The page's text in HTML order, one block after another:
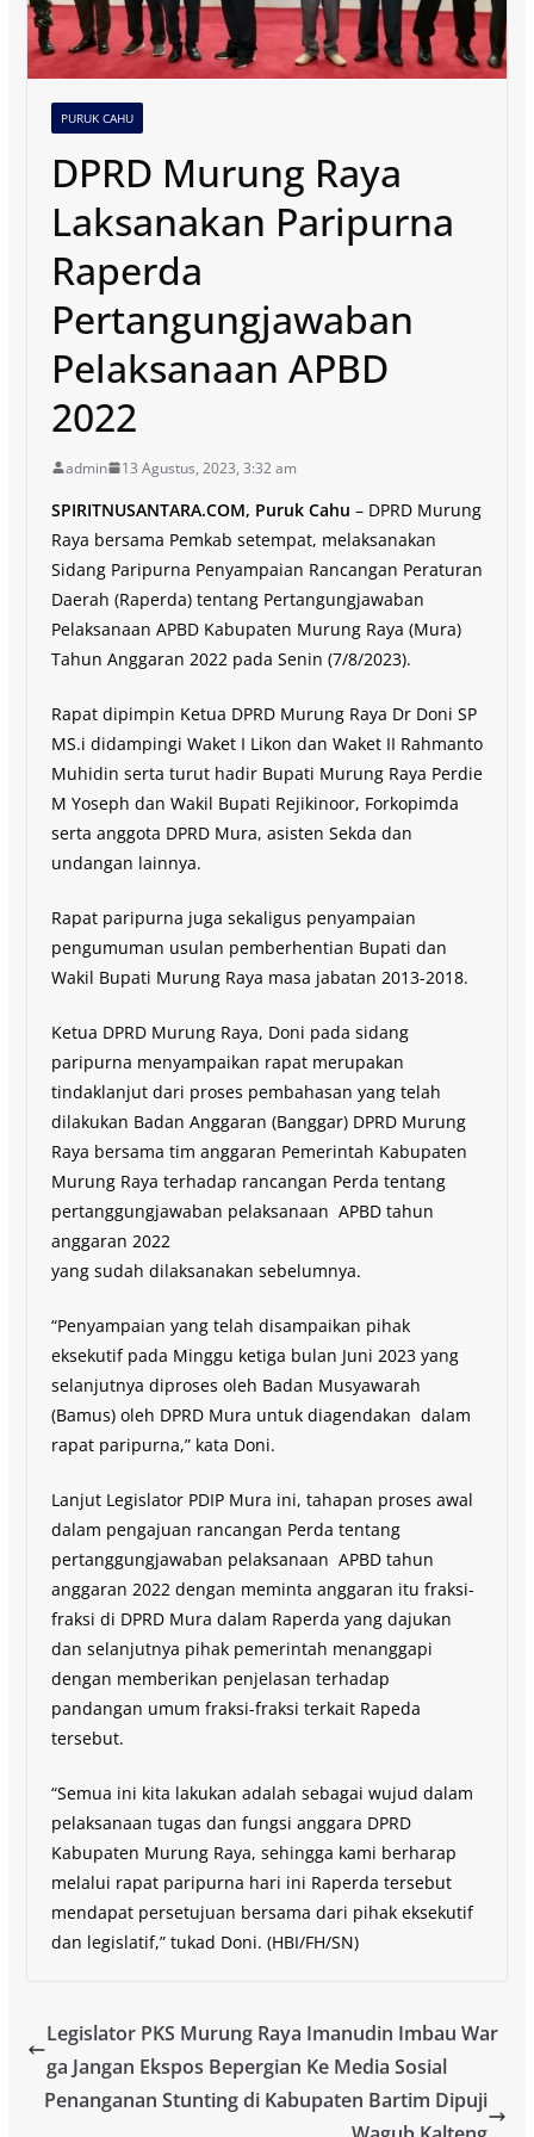
PURUK CAHU
DPRD Murung Raya
Laksanakan Paripurna
Raperda
Pertangungjawaban
Pelaksanaan APBD
2022
admin 13 Agustus, 2023, 3:32 am
SPIRITNUSANTARA.COM, Puruk Cahu – DPRD Murung
Raya bersama Pemkab setempat, melaksanakan
Sidang Paripurna Penyampaian Rancangan Peraturan
Daerah (Raperda) tentang Pertangungjawaban
Pelaksanaan APBD Kabupaten Murung Raya (Mura)
Tahun Anggaran 2022 pada Senin (7/8/2023).
Rapat dipimpin Ketua DPRD Murung Raya Dr Doni SP
MS.i didampingi Waket I Likon dan Waket II Rahmanto
Muhidin serta turut hadir Bupati Murung Raya Perdie
M Yoseph dan Wakil Bupati Rejikinoor, Forkopimda
serta anggota DPRD Mura, asisten Sekda dan
undangan lainnya.
Rapat paripurna juga sekaligus penyampaian
pengumuman usulan pemberhentian Bupati dan
Wakil Bupati Murung Raya masa jabatan 2013-2018.
Ketua DPRD Murung Raya, Doni pada sidang
paripurna menyampaikan rapat merupakan
tindaklanjut dari proses pembahasan yang telah
dilakukan Badan Anggaran (Banggar) DPRD Murung
Raya bersama tim anggaran Pemerintah Kabupaten
Murung Raya terhadap rancangan Perda tentang
pertanggungjawaban pelaksanaan APBD tahun
anggaran 2022
yang sudah dilaksanakan sebelumnya.
“Penyampaian yang telah disampaikan pihak
eksekutif pada Minggu ketiga bulan Juni 2023 yang
selanjutnya diproses oleh Badan Musyawarah
(Bamus) oleh DPRD Mura untuk diagendakan dalam
rapat paripurna,” kata Doni.
Lanjut Legislator PDIP Mura ini, tahapan proses awal
dalam pengajuan rancangan Perda tentang
pertanggungjawaban pelaksanaan APBD tahun
anggaran 2022 dengan meminta anggaran itu fraksi-
fraksi di DPRD Mura dalam Raperda yang dajukan
dan selanjutnya pihak pemerintah menanggapi
dengan memberikan penjelasan terhadap
pandangan umum fraksi-fraksi terkait Rapeda
tersebut.
“Semua ini kita lakukan adalah sebagai wujud dalam
pelaksanaan tugas dan fungsi anggara DPRD
Kabupaten Murung Raya, sehingga kami berharap
melalui rapat paripurna hari ini Raperda tersebut
mendapat persetujuan bersama dari pihak eksekutif
dan legislatif,” tukad Doni. (HBI/FH/SN)
Legislator PKS Murung Raya Imanudin Imbau War
ga Jangan Ekspos Bepergian Ke Media Sosial
Penanganan Stunting di Kabupaten Bartim Dipuji